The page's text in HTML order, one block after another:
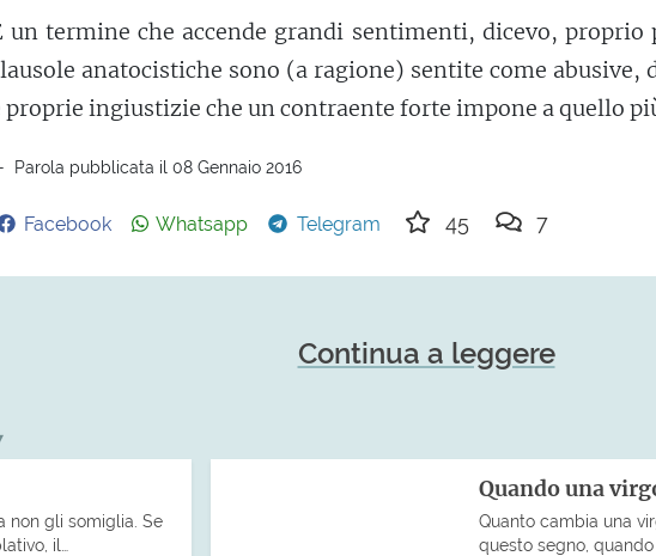
un termine che accende grandi sentimenti, dicevo, proprio
anatocistiche sono (a ragione) sentite come abusive,
proprie ingiustizie che un contraente forte impone a quello
Parola pubblicata il 08 Gennaio 2016
Facebook Whatsapp Telegram 45 7
Continua a leggere
non gli somiglia. Se
il…
Quando una
Quanto cambia una
questo segno,